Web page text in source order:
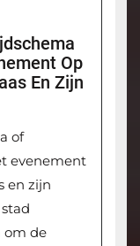
Op
En Zijn
of
evenement
en zijn
om de